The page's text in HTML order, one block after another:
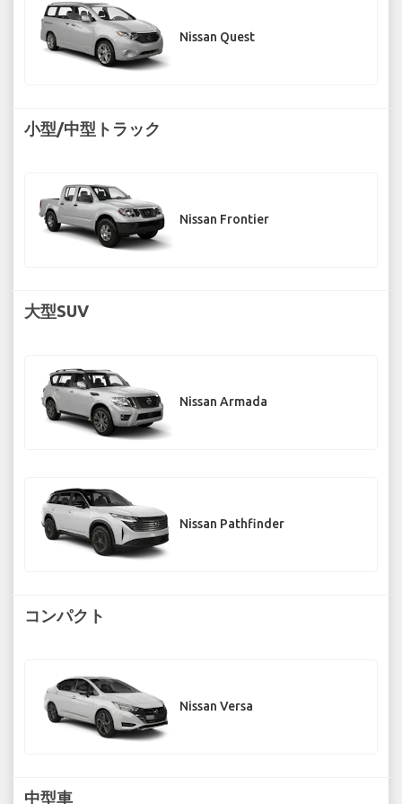
Nissan Quest
小型/中型トラック
Nissan Frontier
大型SUV
Nissan Armada
Nissan Pathfinder
コンパクト
Nissan Versa
中型車